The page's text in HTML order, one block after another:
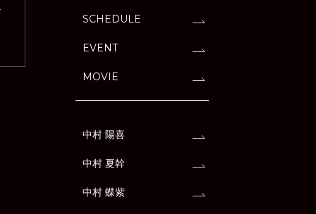
SCHEDULE
EVENT
MOVIE
中村 陽喜
中村 夏幹
中村 蝶紫